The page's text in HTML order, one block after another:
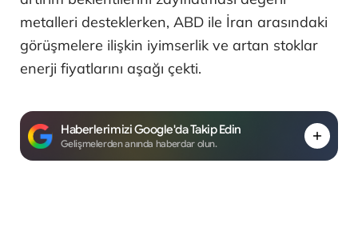
metalleri desteklerken, ABD ile İran arasındaki
görüşmelere ilişkin iyimserlik ve artan stoklar
enerji fiyatlarını aşağı çekti.
Haberlerimizi Google'da Takip Edin
Gelişmelerden anında haberdar olun.